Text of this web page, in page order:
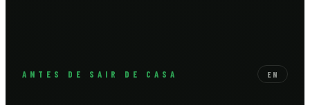
ANTES DE SAIR DE CASA EN